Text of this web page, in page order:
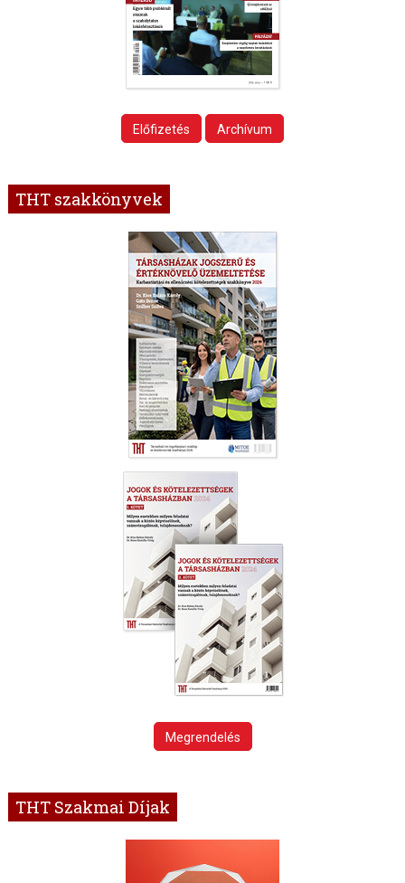
Előfizetés Archívum
THT szakkönyvek
Megrendelés
THT Szakmai Díjak